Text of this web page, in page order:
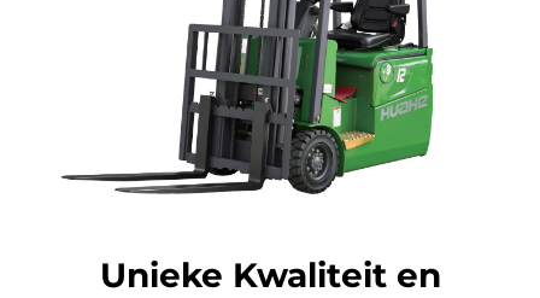
Unieke Kwaliteit en